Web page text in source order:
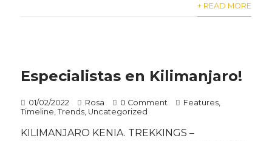
+ READ MORE
Especialistas en Kilimanjaro!
01/02/2022 Rosa 0 Comment Features
Timeline ,Trends Uncategorized
KILIMANJARO KENIA. TREKKINGS –